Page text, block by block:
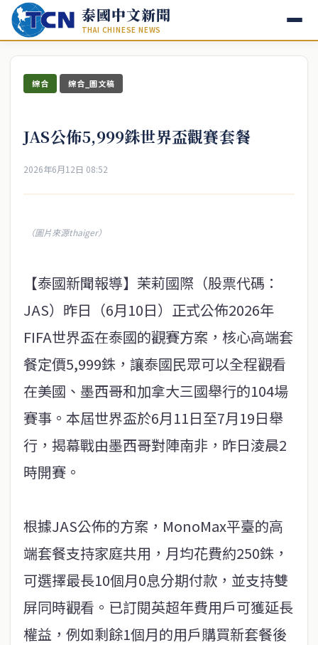
泰國中文新聞
THAI CHINESE NEWS
綜合 綜合_圖文稿
JAS公佈5,999銖世界盃觀賽套餐
2026年6月12日 08:52
（圖片來源thaiger）
【泰國新聞報導】茉莉國際（股票代碼：
JAS）昨日（6月10日）正式公佈2026年
FIFA世界盃在泰國的觀賽方案，核心高端套
餐定價5,999銖，讓泰國民眾可以全程觀看
在美國、墨西哥和加拿大三國舉行的104場
賽事。本屆世界盃於6月11日至7月19日舉
行，揭幕戰由墨西哥對陣南非，昨日淩晨2
時開賽。
根據JAS公佈的方案，MonoMax平臺的高
端套餐支持家庭共用，月均花費約250銖，
可選擇最長10個月0息分期付款，並支持雙
屏同時觀看。已訂閱英超年費用戶可獲延長
權益，例如剩餘1個月的用戶購買新套餐後